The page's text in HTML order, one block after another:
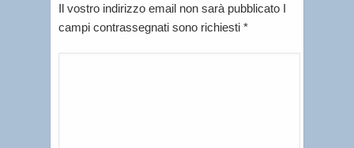
Il vostro indirizzo email non sarà pubblicato I
campi contrassegnati sono richiesti *